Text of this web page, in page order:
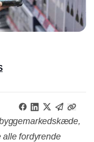
fordyrende